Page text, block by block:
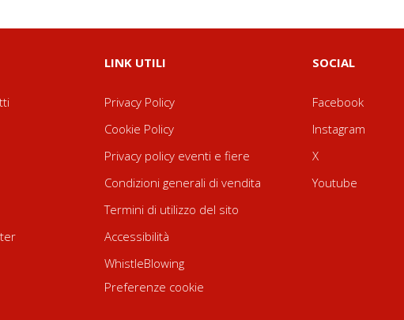
LINK UTILI
Privacy Policy
Cookie Policy
Privacy policy eventi e fiere
Condizioni generali di vendita
Termini di utilizzo del sito
Accessibilità
WhistleBlowing
Preferenze cookie
SOCIAL
Facebook
Instagram
X
Youtube